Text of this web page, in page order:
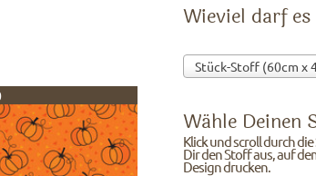
Wieviel darf es
Wähle Deinen
Klick und scroll durch
Dir den Stoff aus, auf
Design drucken.